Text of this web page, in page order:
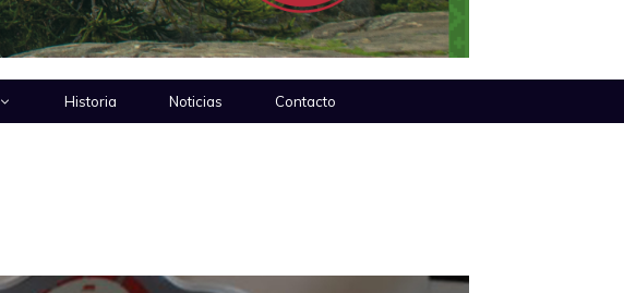
Historia Noticias Contacto